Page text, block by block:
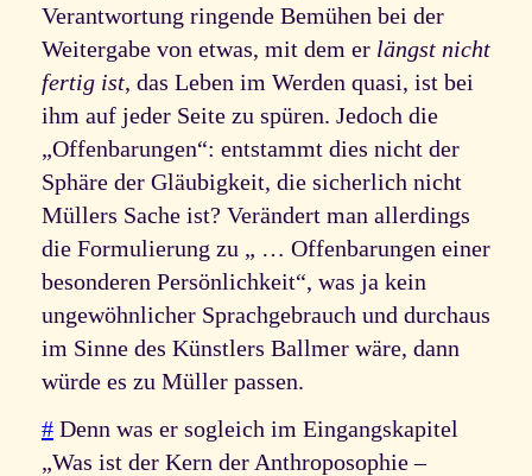
Verantwortung ringende Bemühen bei der
Weitergabe von etwas, mit dem er längst nicht
fertig ist, das Leben im Werden quasi, ist bei
ihm auf jeder Seite zu spüren. Jedoch die
„Offenbarungen“: entstammt dies nicht der
Sphäre der Gläubigkeit, die sicherlich nicht
Müllers Sache ist? Verändert man allerdings
die Formulierung zu „ … Offenbarungen einer
besonderen Persönlichkeit“, was ja kein
ungewöhnlicher Sprachgebrauch und durchaus
im Sinne des Künstlers Ballmer wäre, dann
würde es zu Müller passen.
#Denn was er sogleich im Eingangskapitel
„Was ist der Kern der Anthroposophie –